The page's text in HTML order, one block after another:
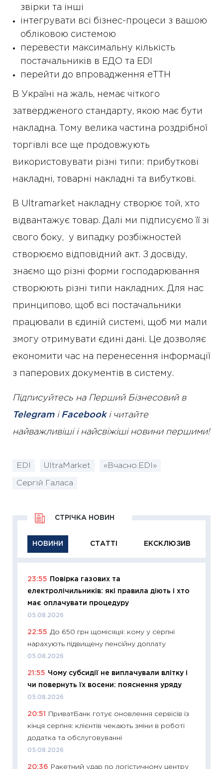
звірки та інші
інтегрувати всі бізнес-процеси з вашою
обліковою системою
перевести максимальну кількість
постачальників в ЕДО та EDI
перейти до впровадження еТТН
В Україні на жаль, немає чіткого
затвердженого стандарту, якою має бути
накладна. Тому велика частина роздрібної
торгівлі все ще продовжують
використовувати різні типи: прибуткові
накладні, товарні накладні та вибуткові.
В Ultramarket накладну створює той, хто
відвантажує товар. Далі ми підписуємо її зі
свого боку, у випадку розбіжностей
створюємо відповідний акт. З досвіду,
знаємо що різні форми господарювання
створюють різні типи накладних. Для нас
принципово, щоб всі постачальники
працювали в єдиній системі, щоб ми мали
змогу отримувати єдині дані. Це дозволяє
економити час на перенесення інформації
з паперових документів в систему.
Підписуйтесь на Перший Бізнесовий в
Telegramі Facebookі читайте
найважливіші і найсвіжіші новини першими!
EDI UltraMarket «Вчасно.EDI»
Сергій Галаса
НОВИНИ СТАТТІ ЕКСКЛЮЗИВ
СТРІЧКА НОВИН
23:55
Повірка газових та
електролічильників: які правила діють і хто
має оплачувати процедуру
05.08.2026
22:55 До 650 грн щомісяця: кому у серпні
нарахують підвищену пенсійну доплату
05.08.2026
21:55 Чому субсидії не виплачували влітку і
чи повернуть їх восени: пояснення уряду
05.08.2026
20:51
ПриватБанк готує оновлення сервісів із
кінця серпня: клієнтів чекають зміни в роботі
додатка та обслуговуванні
05.08.2026
20:36 Ракетний удар по логістичному центру